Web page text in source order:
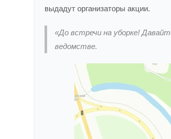
выдадут организаторы акции.
«До встречи на уборке!
ведомстве.